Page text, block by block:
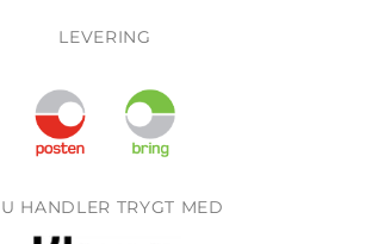
LEVERING
HANDLER TRYGT MED